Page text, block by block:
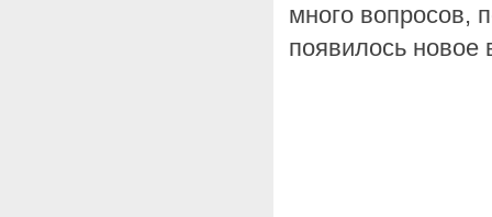
много вопросов,
появилось